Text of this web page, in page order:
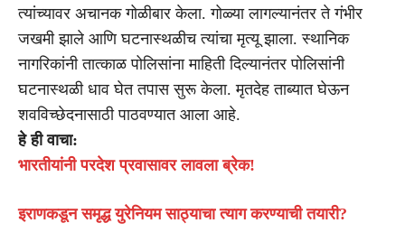
त्यांच्यावर अचानक गोळीबार केला. गोळ्या लागल्यानंतर ते गंभीर
जखमी झाले आणि घटनास्थळीच त्यांचा मृत्यू झाला. स्थानिक
नागरिकांनी तात्काळ पोलिसांना माहिती दिल्यानंतर पोलिसांनी
घटनास्थळी धाव घेत तपास सुरू केला. मृतदेह ताब्यात घेऊन
शवविच्छेदनासाठी पाठवण्यात आला आहे.
हे ही वाचा:
भारतीयांनी परदेश प्रवासावर लावला ब्रेक!
इराणकडून समृद्ध युरेनियम साठ्याचा त्याग करण्याची तयारी?